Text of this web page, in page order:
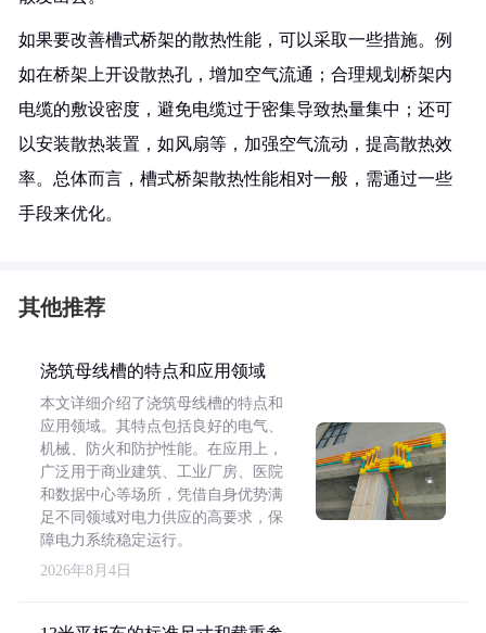
如果要改善槽式桥架的散热性能，可以采取一些措施。例
如在桥架上开设散热孔，增加空气流通；合理规划桥架内
电缆的敷设密度，避免电缆过于密集导致热量集中；还可
以安装散热装置，如风扇等，加强空气流动，提高散热效
率。总体而言，槽式桥架散热性能相对一般，需通过一些
手段来优化。
其他推荐
浇筑母线槽的特点和应用领域
本文详细介绍了浇筑母线槽的特点和
应用领域。其特点包括良好的电气、
机械、防火和防护性能。在应用上，
广泛用于商业建筑、工业厂房、医院
和数据中心等场所，凭借自身优势满
足不同领域对电力供应的高要求，保
障电力系统稳定运行。
2026年8月4日